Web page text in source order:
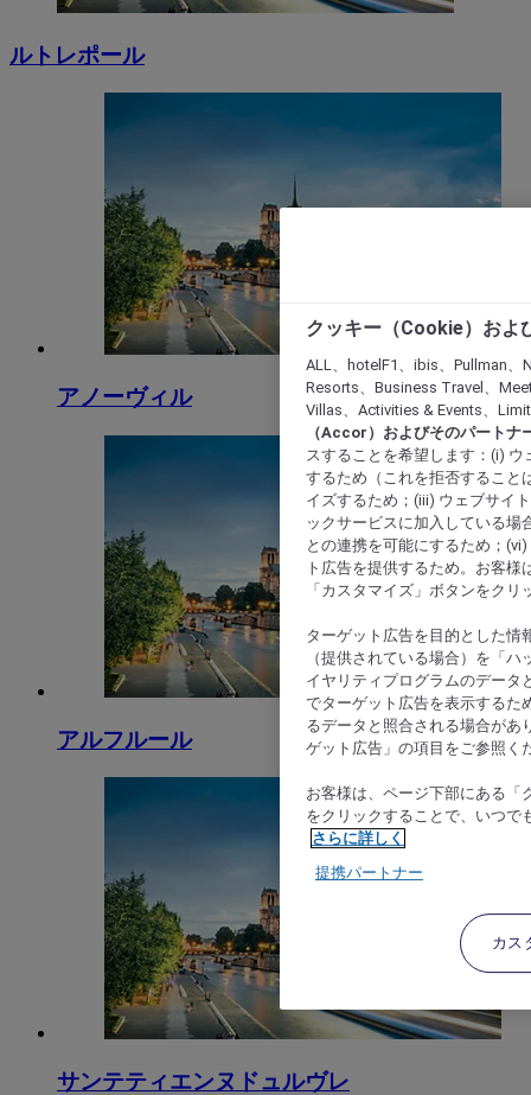
ルトレポール
アノーヴィル
アルフルール
サンテティエンヌドュルヴレ
クッキー（Cookie）およ
ALL、hotelF1、ibis、Pullman
Resorts、Business Travel、
Villas、Activities & Events、
（Accor）およびそのパートナ
スすることを希望します：(i)
するため（これを拒否すること
イズするため；(iii) ウェブサイ
ックサービスに加入している場
との連携を可能にするため；
ト広告を提供するため。お客
「カスタマイズ」ボタンをク
ターゲット広告を目的とした情
（提供されている場合）を「
イヤリティプログラムのデータ
でターゲット広告を表示するた
るデータと照合される場合があ
ゲット広告」の項目をご参照く
お客様は、ページ下部にある「
をクリックすることで、いつで
さらに詳しく
提携パートナー
カス